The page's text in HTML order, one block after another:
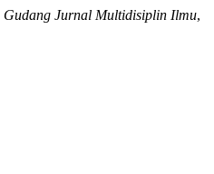
Gudang Jurnal Multidisiplin Ilmu,